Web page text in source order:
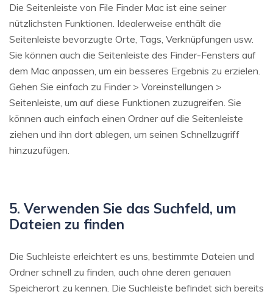
Die Seitenleiste von File Finder Mac ist eine seiner
nützlichsten Funktionen. Idealerweise enthält die
Seitenleiste bevorzugte Orte, Tags, Verknüpfungen usw.
Sie können auch die Seitenleiste des Finder-Fensters auf
dem Mac anpassen, um ein besseres Ergebnis zu erzielen.
Gehen Sie einfach zu Finder > Voreinstellungen >
Seitenleiste, um auf diese Funktionen zuzugreifen. Sie
können auch einfach einen Ordner auf die Seitenleiste
ziehen und ihn dort ablegen, um seinen Schnellzugriff
hinzuzufügen.
5. Verwenden Sie das Suchfeld, um
Dateien zu finden
Die Suchleiste erleichtert es uns, bestimmte Dateien und
Ordner schnell zu finden, auch ohne deren genauen
Speicherort zu kennen. Die Suchleiste befindet sich bereits